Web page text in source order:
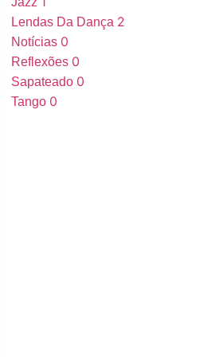
Lendas Da Dança 2
Notícias 0
Reflexões 0
Sapateado 0
Tango 0